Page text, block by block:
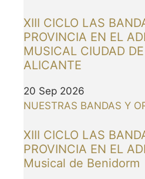
XIII CICLO LAS
PROVINCIA EN EL
MUSICAL CIUDAD
ALICANTE
20 Sep 2026
NUESTRAS BANDAS Y
XIII CICLO LAS
PROVINCIA EN EL
Musical de Benidorm